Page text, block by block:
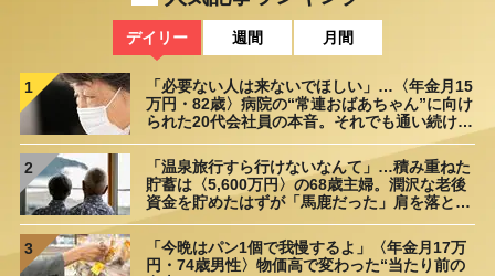
デイリー 週間 月間
1
「必要ない人は来ないでほしい」…〈年金月15
万円・82歳〉病院の“常連おばあちゃん”に向け
られた20代会社員の本音。それでも通い続ける
理由
2
「温泉旅行すら行けないなんて」…積み重ねた
貯蓄は〈5,600万円〉の68歳主婦。潤沢な老後
資金を貯めたはずが「馬鹿だった」肩を落とす
理由
3
「今晩はパン1個で我慢するよ」〈年金月17万
円・74歳男性〉物価高で変わった“当たり前の